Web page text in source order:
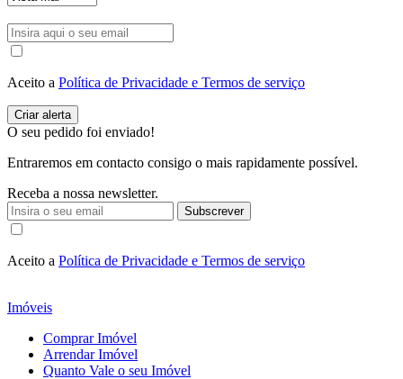
Aceito a Política de Privacidade e Termos de serviço
O seu pedido foi enviado!
Entraremos em contacto consigo o mais rapidamente possível.
Receba a nossa newsletter.
Subscrever
Aceito a Política de Privacidade e Termos de serviço
Imóveis
Comprar Imóvel
Arrendar Imóvel
Quanto Vale o seu Imóvel